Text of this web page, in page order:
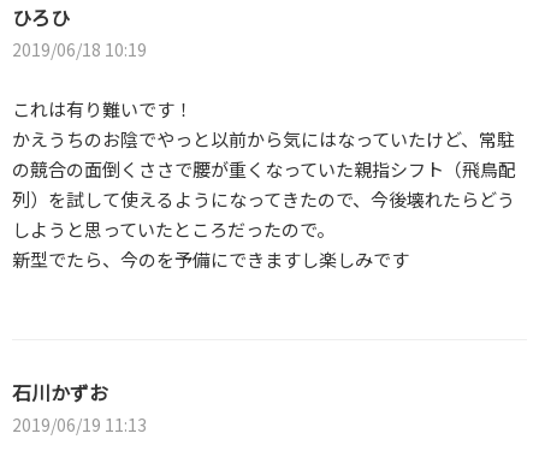
ひろひ
2019/06/18 10:19
これは有り難いです！
かえうちのお陰でやっと以前から気にはなっていたけど、常駐
の競合の面倒くささで腰が重くなっていた親指シフト（飛鳥配
列）を試して使えるようになってきたので、今後壊れたらどう
しようと思っていたところだったので。
新型でたら、今のを予備にできますし楽しみです
石川かずお
2019/06/19 11:13